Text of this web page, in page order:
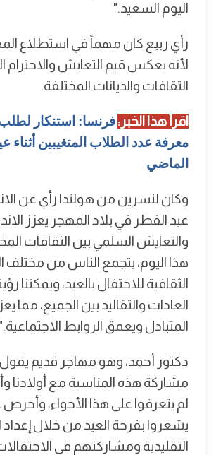
اليوم السعيد."
رأي ربيع كان مهماً في استطلاع
لأنه يعكس قيم التعايش والاحترام
الثقافات والديانات المختلفة.
اقرأ هذا الخبر:فرنسا: استنكار
معرفة عدد الطلاب المتغيبين أثناء
الماضي
وكان لنسرين من هولندا رأي عن
عيد الفطر في بلاد المهجر يعزز
والتعايش السلمي بين الثقافات
هذا اليوم، يتجمع الناس من مختلف
الثقافية للاحتفال بالعيد، ويمكننا
العادات والتقاليد بين الجميع، مما
المتبادل ويعمق الروابط الاجتماعية."
دكتور أحمد، وهو مهاجر قديم
مشاركة هذه المناسبة مع أولادنا
لم يتعرفوا على هذا الأجواء،
يشعروا بفرحة العيد من خلال
التقليدية ومشاركتهم في الاحتفالات